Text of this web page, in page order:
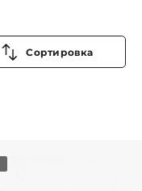
Сортировка